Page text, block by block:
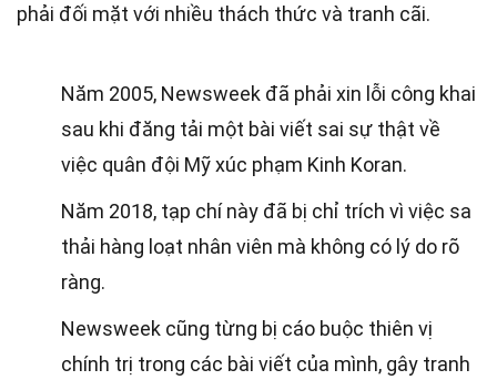
phải đối mặt với nhiều thách thức và tranh cãi.
Năm 2005, Newsweek đã phải xin lỗi công khai
sau khi đăng tải một bài viết sai sự thật về
việc quân đội Mỹ xúc phạm Kinh Koran.
Năm 2018, tạp chí này đã bị chỉ trích vì việc sa
thải hàng loạt nhân viên mà không có lý do rõ
ràng.
Newsweek cũng từng bị cáo buộc thiên vị
chính trị trong các bài viết của mình, gây tranh